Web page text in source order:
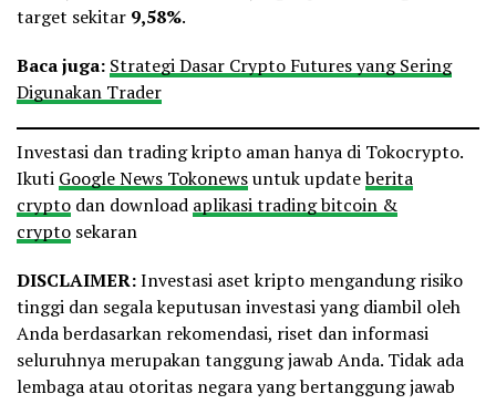
target sekitar 9,58%.
Baca juga: Strategi Dasar Crypto Futures yang Sering
Digunakan Trader
Investasi dan trading kripto aman hanya di Tokocrypto.
Ikuti Google News Tokonewsuntuk updateberita
crypto dan download aplikasi trading bitcoin &
crypto sekaran
DISCLAIMER:Investasi aset kripto mengandung risiko
tinggi dan segala keputusan investasi yang diambil oleh
Anda berdasarkan rekomendasi, riset dan informasi
seluruhnya merupakan tanggung jawab Anda. Tidak ada
lembaga atau otoritas negara yang bertanggung jawab